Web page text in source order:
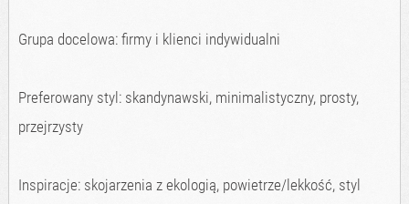
Grupa docelowa: firmy i klienci indywidualni
Preferowany styl: skandynawski, minimalistyczny, prosty,
przejrzysty
Inspiracje: skojarzenia z ekologią, powietrze/lekkość, styl